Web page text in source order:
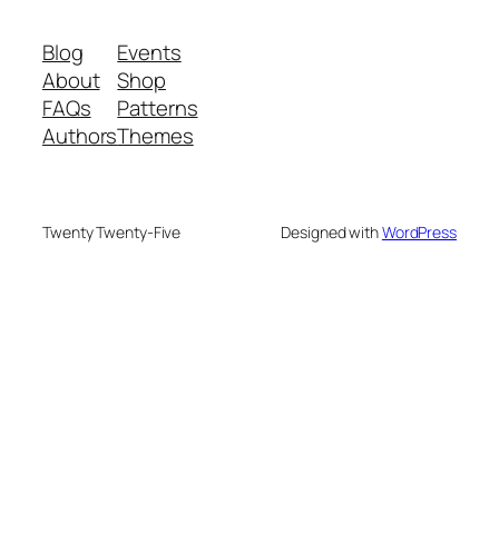
Blog
About
FAQs
Authors
Events
Shop
Patterns
Themes
Twenty Twenty-Five Designed withWordPress